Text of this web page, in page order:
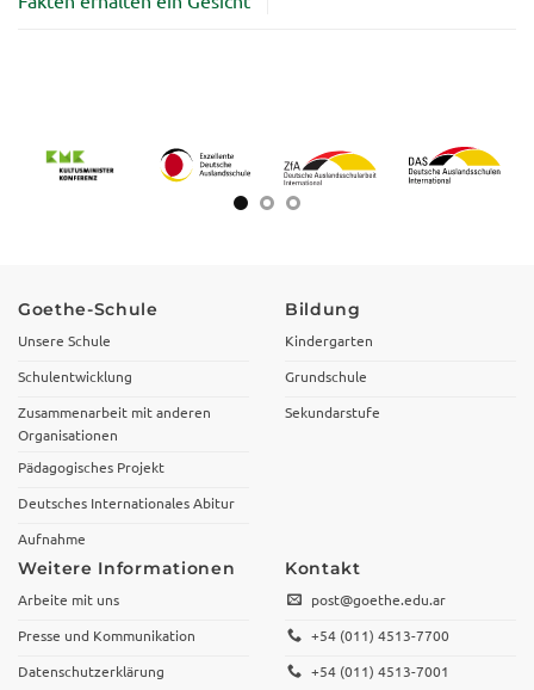
Goethe-Schule
Unsere Schule
Schulentwicklung
Zusammenarbeit mit anderen
Organisationen
Pädagogisches Projekt
Deutsches Internationales Abitur
Aufnahme
Bildung
Kindergarten
Grundschule
Sekundarstufe
Weitere Informationen
Arbeite mit uns
Presse und Kommunikation
Datenschutzerklärung
Kontakt
post@goethe.edu.ar
+54 (011) 4513-7700
+54 (011) 4513-7001